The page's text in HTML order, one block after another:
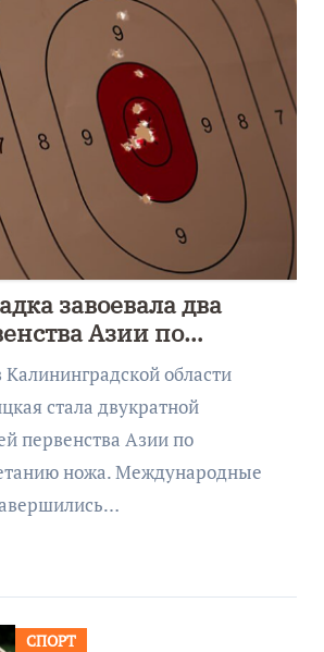
завоевала два
Азии по
области
стала двукратной
первенства Азии по
ножа. Международные
СПОРТ